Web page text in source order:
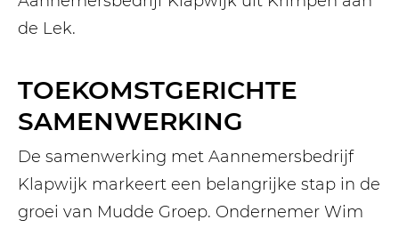
de Lek.
TOEKOMSTGERICHTE
SAMENWERKING
De samenwerking met Aannemersbedrijf
Klapwijk markeert een belangrijke stap in de
groei van Mudde Groep. Ondernemer Wim